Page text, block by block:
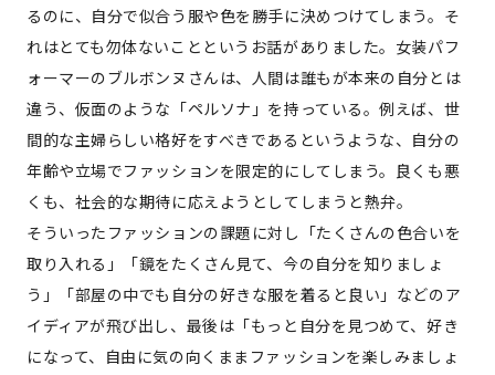
るのに、自分で似合う服や色を勝手に決めつけてしまう。そ
れはとても勿体ないことというお話がありました。女装パフ
ォーマーのブルボンヌさんは、人間は誰もが本来の自分とは
違う、仮面のような「ペルソナ」を持っている。例えば、世
間的な主婦らしい格好をすべきであるというような、自分の
年齢や立場でファッションを限定的にしてしまう。良くも悪
くも、社会的な期待に応えようとしてしまうと熱弁。
そういったファッションの課題に対し「たくさんの色合いを
取り入れる」「鏡をたくさん見て、今の自分を知りましょ
う」「部屋の中でも自分の好きな服を着ると良い」などのア
イディアが飛び出し、最後は「もっと自分を見つめて、好き
になって、自由に気の向くままファッションを楽しみましょ